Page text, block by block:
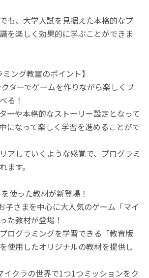
も、大学入試を見据えた本格的なプ
を楽しく効果的に学ぶことができま
ミング教室のポイント】
ターでゲームを作りながら楽しくプ
る！
ーや本格的なストーリー設定となって
になって楽しく学習を進めることがで
アしていくような感覚で、プログラミ
ます。
使った教材が新登場！
子さまを中心に大人気のゲーム「マイ
た教材が登場！
ログラミングを学習できる「教育版
使用したオリジナルの教材を提供し
イクラの世界で1つ1つミッションをク